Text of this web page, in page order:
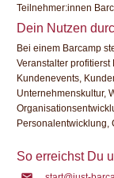
Teilnehmer:innen
Dein Nutzen
Bei einem Barcamp
Veranstalter profitierst
Kundenevents,
Unternehmenskultur,
Personalentwicklung,
So erreichst Du